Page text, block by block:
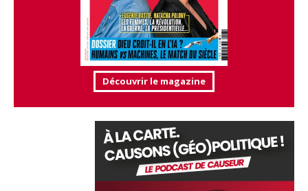
Découvrir le magazine